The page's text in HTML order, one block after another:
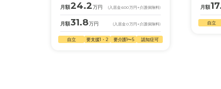
月額24.2万円 (入居金600万円 +介護保険料)
月額31.8万円 (入居金0万円 +介護保険料)
自立 要支援1・2 要介護1〜5 認知症可
月額
自立